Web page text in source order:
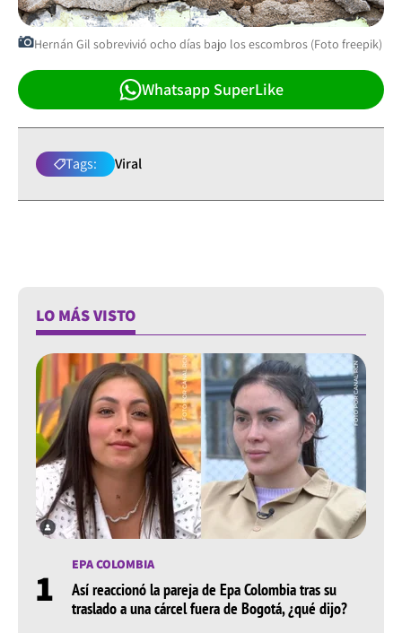
Hernán Gil sobrevivió ocho días bajo los escombros (Foto freepik)
Whatsapp SuperLike
Tags: Viral
LO MÁS VISTO
1 EPA COLOMBIA
Así reaccionó la pareja de Epa Colombia tras su
traslado a una cárcel fuera de Bogotá, ¿qué dijo?